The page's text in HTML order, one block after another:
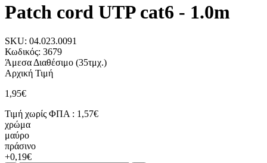
Patch cord UTP cat6 - 1.0m
SKU: 04.023.0091
Κωδικός: 3679
Άμεσα Διαθέσιμο (35τμχ.)
Αρχική Τιμή
1,95€
Τιμή χωρίς ΦΠΑ : 1,57€
χρώμα
μαύρο
πράσινο
+0,19€